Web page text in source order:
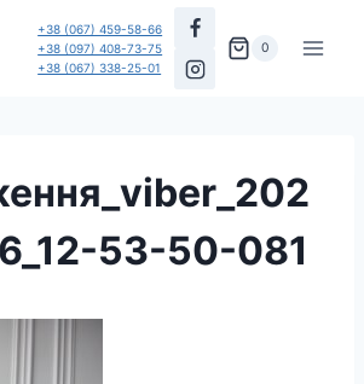
+38 (067) 459-58-66
+38 (097) 408-73-75
+38 (067) 338-25-01
0
53-50-081